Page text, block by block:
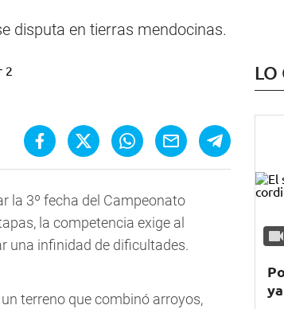
disputa en tierras mendocinas.
la 3º fecha del Campeonato
la competencia exige al
una infinidad de dificultades.
terreno que combinó arroyos,
LO